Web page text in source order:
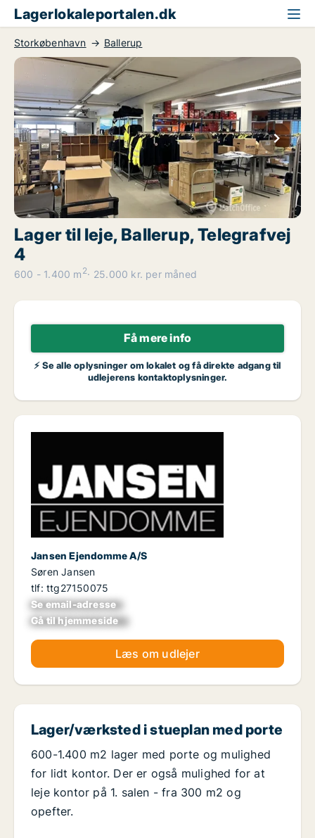
Lagerlokaleportalen.dk
Storkøbenhavn Ballerup
Lager til leje, Ballerup, Telegrafvej
4
600 - 1.400 m 2 25.000 kr. per måned
Få mere info
⚡ Se alle oplysninger om lokalet og få direkte adgang til
udlejerens kontaktoplysninger.
Jansen Ejendomme A/S
Søren Jansen
tlf: ttg27150075
Se email-adresse
xxxxxxxxxxxxxxxx
Gå til hjemmeside
xxxxxxxxxxxxxxxxx
Læs om udlejer
Lager/værksted i stueplan med porte
600-1.400 m2 lager med porte og mulighed
for lidt kontor. Der er også mulighed for at
leje kontor på 1. salen - fra 300 m2 og
opefter.